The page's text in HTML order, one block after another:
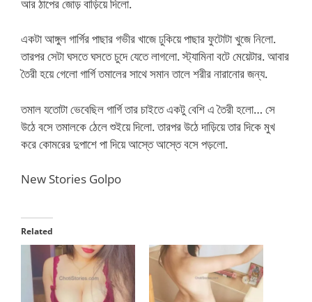
আর ঠাপের জোড় বাড়িয়ে দিলো.
একটা আঙ্গুল গার্গির পাছার গভীর খাজে ঢুকিয়ে পাছার ফুটোটা খুজে নিলো.
তারপর সেটা ঘসতে ঘসতে চুদে যেতে লাগলো. স্ট্যামিনা বটে মেয়েটার. আবার
তৈরী হয়ে গেলো গার্গি তমালের সাথে সমান তালে শরীর নারানোর জন্য.
তমাল যতোটা ভেবেছিল গার্গি তার চাইতে একটু বেশি এ তৈরী হলো… সে
উঠে বসে তমালকে ঠেলে শুইয়ে দিলো. তারপর উঠে দাড়িয়ে তার দিকে মুখ
করে কোমরের দুপাশে পা দিয়ে আস্তে আস্তে বসে পড়লো.
New Stories Golpo
Related